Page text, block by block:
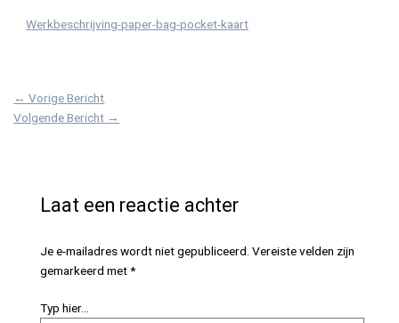
Werkbeschrijving-paper-bag-pocket-kaart
← Vorige Bericht
Volgende Bericht →
Laat een reactie achter
Je e-mailadres wordt niet gepubliceerd. Vereiste velden zijn
gemarkeerd met*
Typ hier...